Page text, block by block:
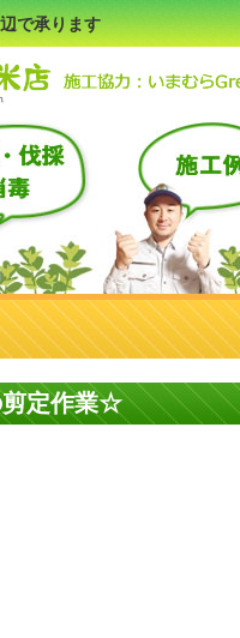
で承ります
剪定作業☆